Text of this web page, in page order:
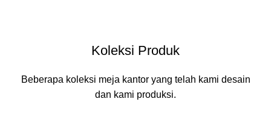
Koleksi Produk
Beberapa koleksi meja kantor yang telah kami desain
dan kami produksi.